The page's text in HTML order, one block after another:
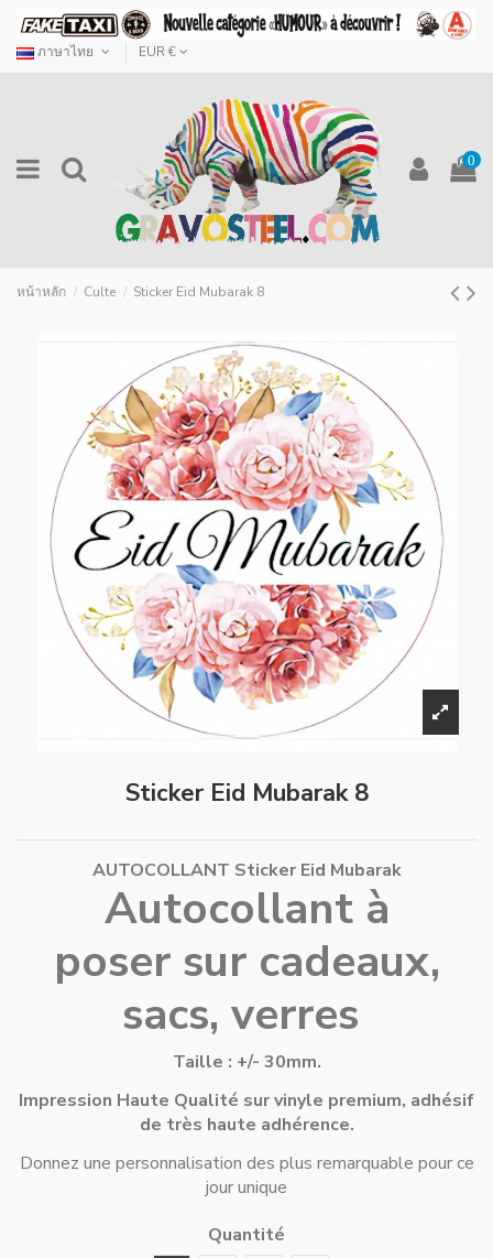
ภาษาไทย EUR €
0
หน้าหลัก Culte Sticker Eid Mubarak 8
Sticker Eid Mubarak 8
AUTOCOLLANT Sticker Eid Mubarak
Autocollant à
poser sur cadeaux,
sacs, verres
Taille : +/- 30mm.
Impression Haute Qualité sur vinyle premium, adhésif
de très haute adhérence.
Donnez une personnalisation des plus remarquable pour ce
jour unique
Quantité